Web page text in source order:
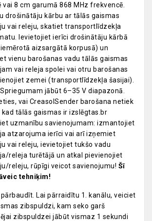
vai 8 cm garumā 868 MHz frekvencē.
drošinātāju kārbu ar tālās gaismas
vai releju, skatiet transportlīdzekļa
Ievietojiet ierīci drošinātāju kārbā
aizsargātā korpusā) un
vienu barošanas vadu tālās gaismas
vai releja spolei vai otru barošanas
zemei (transportlīdzekļa šasijai).
jābūt 6–35 V diapazonā.
vai CreasolSender barošana netiek
kad tālās gaismas ir izslēgtas.br
uzmanību savienojumam: izmantojiet
atzarojuma ierīci vai arī izņemiet
vai releju, ievietojiet tukšo vadu
releja turētājā un atkal pievienojiet
releju, rūpīgi veicot savienojumu! Šī
tehniķim!
Lai pārraidītu 1. kanālu, veiciet
zibspuldzi, kam seko garš
zibspuldzei jābūt vismaz 1 sekundi